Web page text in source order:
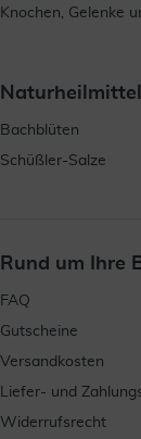
Knochen, Gelenke
Bachblüten
Schüßler-Salze
Rund um Ihre
FAQ
Gutscheine
Versandkosten
Liefer- und
Widerrufsrecht